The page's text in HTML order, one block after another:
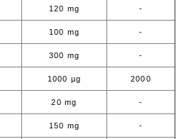
120 mg -
100 mg -
300 mg -
1000 µg 2000
20 mg -
150 mg -